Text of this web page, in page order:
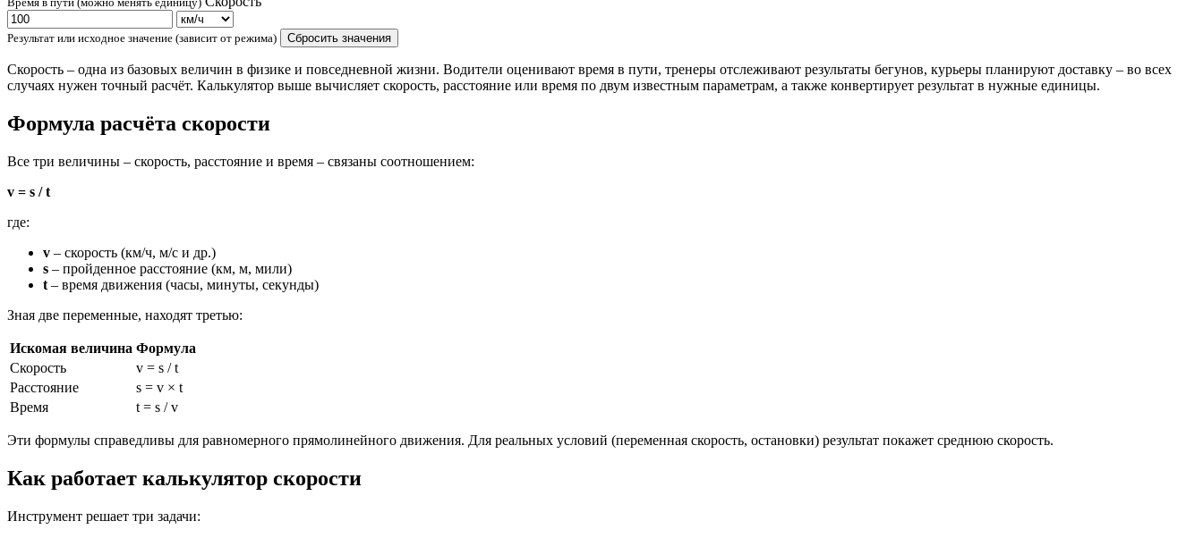
Результат или исходное значение (зависит от режима) Сбросить значения
Скорость – одна из базовых величин в физике и повседневной жизни. Водители оценивают время в пути, тренеры отслеживают результаты бегунов, курьеры планируют доставку – во всех
случаях нужен точный расчёт. Калькулятор выше вычисляет скорость, расстояние или время по двум известным параметрам, а также конвертирует результат в нужные единицы.
Формула расчёта скорости
Все три величины – скорость, расстояние и время – связаны соотношением:
v = s / t
где:
v – скорость (км/ч, м/с и др.)
s – пройденное расстояние (км, м, мили)
t – время движения (часы, минуты, секунды)
Зная две переменные, находят третью:
Искомая величина Формула
Скорость
v = s / t
Расстояние
s = v × t
Время
t = s / v
Эти формулы справедливы для равномерного прямолинейного движения. Для реальных условий (переменная скорость, остановки) результат покажет среднюю скорость.
Как работает калькулятор скорости
Инструмент решает три задачи: